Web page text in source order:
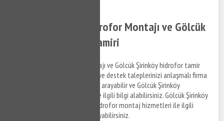
Gölcük Şirinköy Hidrofor Montajı ve Gölcük
Şirinköy Hidrofor Tamiri
Gölcük Şirinköy hidrofor montajı ve Gölcük Şirinköy hidrofor tamir
hizmetleri ile ilgili bilgi almak ve destek taleplerinizi anlaşmalı firma
personellerine iletmek için bizi arayabilir ve Gölcük Şirinköy
bölgesinde su tesisat tamiri ile ilgili bilgi alabilirsiniz. Gölcük Şirinköy
hidrofor tamir hizmetleri ve hidrofor montaj hizmetleri ile ilgili
detaylı bilgi almak için bizi arayabilirsiniz.